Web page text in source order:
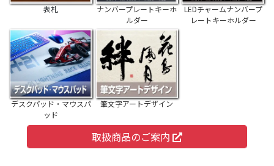
表札
ナンバープレートキーホ
ルダー
LEDチャームナンバープ
レートキーホルダー
デスクパッド・マウスパ
ッド
筆文字アートデザイン
取扱商品のご案内